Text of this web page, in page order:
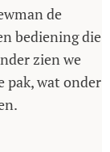
de
bediening die
zien we
pak, wat onder